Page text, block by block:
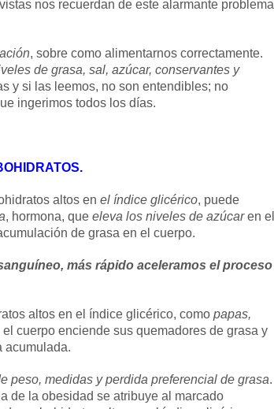
nos recuerdan de este alarmante problema
, sobre como alimentarnos correctamente.
de grasa, sal, azúcar, conservantes y
y si las leemos, no son entendibles; no
ingerimos todos los días.
altos en el índice glicérico, puede
, hormona, que eleva los niveles de azúcaren el
de grasa en el cuerpo.
más rápido aceleramos el proceso
altos en el índice glicérico, como papas,
el cuerpo enciende sus quemadores de grasa y
acumulada.
peso, medidas y perdida preferencial de grasa.
de la obesidad se atribuye al marcado